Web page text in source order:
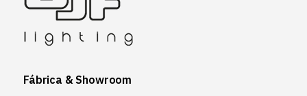
Fábrica & Showroom